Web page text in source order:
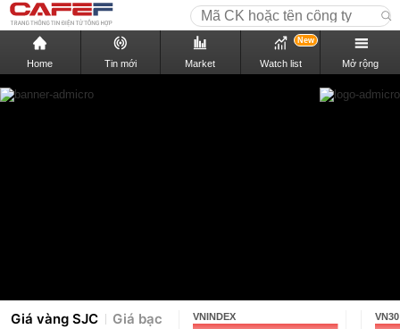
Home Tin mới Market Watch list
New
Mở rộng
Giá vàng SJC Giá bạc VNINDEX VN30